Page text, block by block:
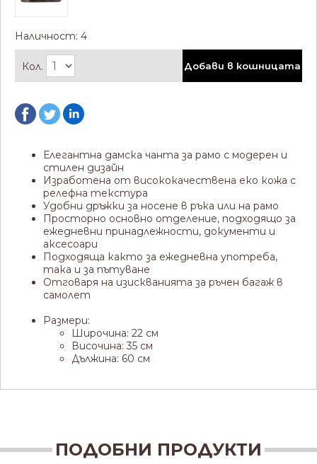
Наличност: 4
Кол. Добави в кошницата
Елегантна дамска чанта за рамо с модерен и
стилен дизайн
Изработена от висококачествена еко кожа с
релефна текстура
Удобни дръжки за носене в ръка или на рамо
Просторно основно отделение, подходящо за
ежедневни принадлежности, документи и
аксесоари
Подходяща както за ежедневна употреба,
така и за пътуване
Отговаря на изискванията за ръчен багаж в
самолет
Размери:
Широчина: 22 см
Височина: 35 см
Дължина: 60 см
ПОДОБНИ ПРОДУКТИ